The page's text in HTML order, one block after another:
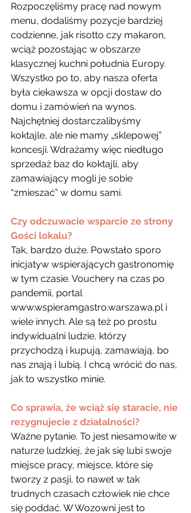
Rozpoczęliśmy pracę nad nowym
menu, dodaliśmy pozycje bardziej
codzienne, jak risotto czy makaron,
wciąż pozostając w obszarze
klasycznej kuchni południa Europy.
Wszystko po to, aby nasza oferta
była ciekawsza w opcji dostaw do
domu i zamówień na wynos.
Najchętniej dostarczalibyśmy
koktajle, ale nie mamy „sklepowej”
koncesji. Wdrażamy więc niedługo
sprzedaż baz do koktajli, aby
zamawiający mogli je sobie
“zmieszać” w domu sami.
Czy odczuwacie wsparcie ze strony
Gości lokalu?
Tak, bardzo duże. Powstało sporo
inicjatyw wspierających gastronomię
w tym czasie. Vouchery na czas po
pandemii, portal
www.wspieramgastro.warszawa.pl i
wiele innych. Ale są też po prostu
indywidualni ludzie, którzy
przychodzą i kupują, zamawiają, bo
nas znają i lubią. I chcą wrócić do nas,
jak to wszystko minie.
Co sprawia, że wciąż się staracie, nie
rezygnujecie z działalności?
Ważne pytanie. To jest niesamowite w
naturze ludzkiej, że jak się lubi swoje
miejsce pracy, miejsce, które się
tworzy z pasji, to nawet w tak
trudnych czasach człowiek nie chce
się poddać. W Wozowni jest to